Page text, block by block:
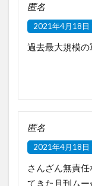
匿名
2021年4月18日
過去最大規模の
匿名
2021年4月18日
さんざん無責
てきた月刊ム